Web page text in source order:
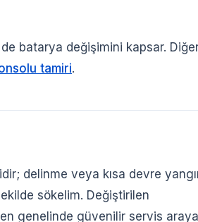
batarya değişimini kapsar.
tamiri.
delinme veya kısa devre
sökelim. Değiştirilen
genelinde güvenilir servis